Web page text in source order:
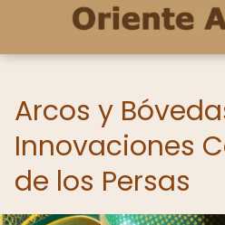
Arcos y
Innovaciones
de los Persas